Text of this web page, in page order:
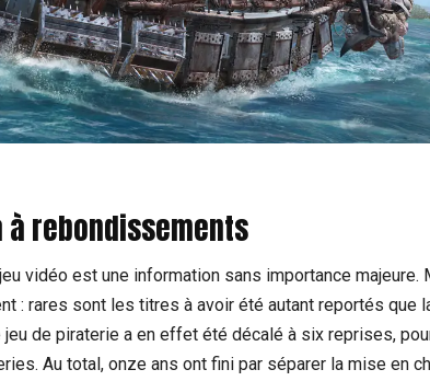
à rebondissements
vidéo est une information sans importance majeure.
: rares sont les titres à avoir été autant reportés que
de piraterie a en effet été décalé à six reprises,
Au total, onze ans ont fini par séparer la mise en